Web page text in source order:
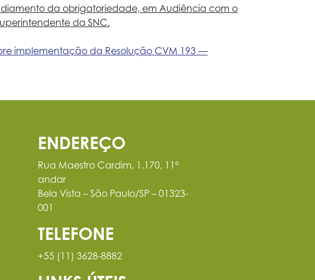
da obrigatoriedade, em Audiência com o
da SNC.
implementação da Resolução CVM 193 —
ENDEREÇO
Rua Maestro Cardim, 1.170, 11º
andar
Bela Vista – São Paulo/SP – 01323-
001
TELEFONE
+55 (11) 3628-8882